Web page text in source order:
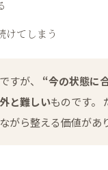
けてしまう
すが、 “今の状態に
と難しいものです。
がら整える価値があ